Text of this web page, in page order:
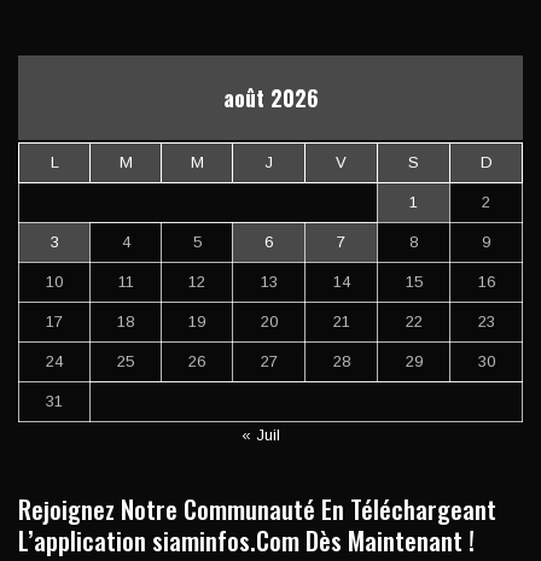
août 2026
L M M J V S D
1 2
3 4 5 6 7 8 9
10 11 12 13 14 15 16
17 18 19 20 21 22 23
24 25 26 27 28 29 30
31
« Juil
Rejoignez Notre Communauté En Téléchargeant
L’application siaminfos.Com Dès Maintenant !